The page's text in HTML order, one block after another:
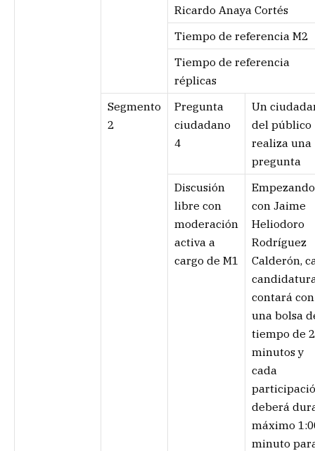
Ricardo Anaya Cortés
Tiempo de referencia M2
Tiempo de referencia
réplicas
Segmento
2
Pregunta
ciudadano
4
Un
del público
realiza una
pregunta
Discusión
libre con
moderación
activa a
cargo de M1
Empezando
con Jaime
Heliodoro
Rodríguez
Calderón,
contará con
una bolsa
tiempo de
minutos y
cada
deberá
máximo
minuto